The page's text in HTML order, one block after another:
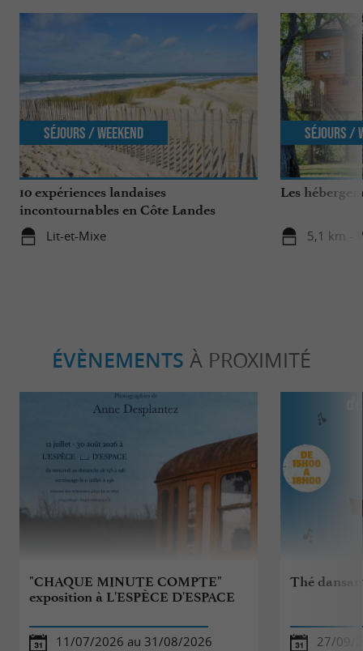
10 expériences landaises
incontournables en Côte Landes
Nature
Lit-et-Mixe
Séjours / Weekend
Les
5,1 km -
Séjours /
ÉVÈNEMENTS À PROXIMITÉ
"CHAQUE MINUTE COMPTE"
exposition à L'ESPÈCE D'ESPACE
11/07/2026 au 31/08/2026
Thé
27/09/